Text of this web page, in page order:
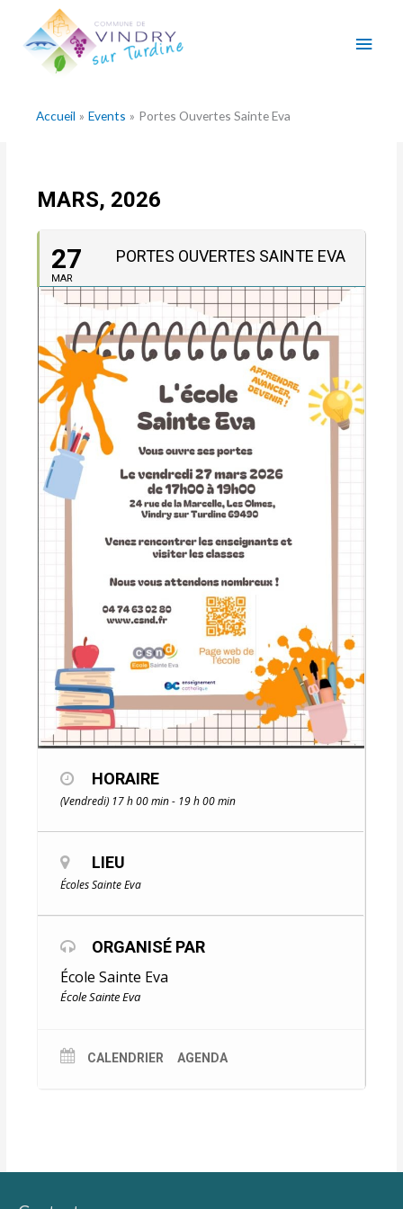
contenu
Accueil Events Portes Ouvertes Sainte Eva
MARS, 2026
27
MAR
PORTES OUVERTES SAINTE EVA
HORAIRE
(Vendredi) 17 h 00 min - 19 h 00 min
LIEU
Écoles Sainte Eva
ORGANISÉ PAR
École Sainte Eva
École Sainte Eva
CALENDRIER AGENDA